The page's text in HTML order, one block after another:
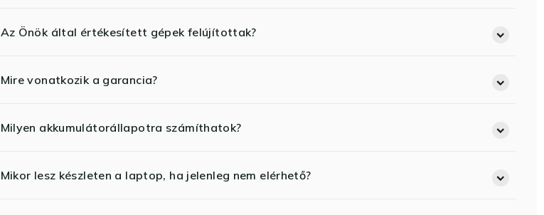
Az Önök által értékesített gépek felújítottak?
Mire vonatkozik a garancia?
Milyen akkumulátorállapotra számíthatok?
Mikor lesz készleten a laptop, ha jelenleg nem elérhető?